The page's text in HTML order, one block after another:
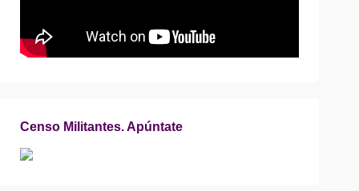
Censo Militantes. Apúntate